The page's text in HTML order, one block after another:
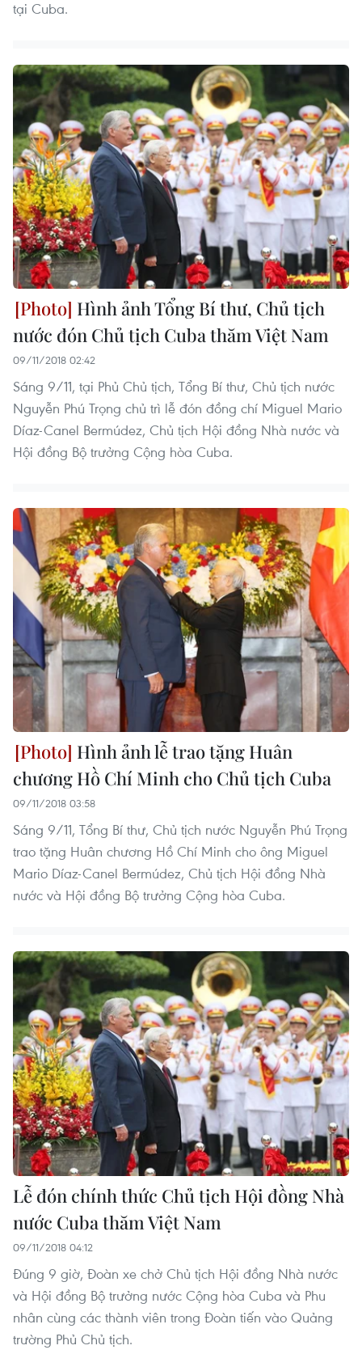
tại Cuba.
Hình ảnh Tổng Bí thư, Chủ tịch
nước đón Chủ tịch Cuba thăm Việt Nam
09/11/2018 02:42
Sáng 9/11, tại Phủ Chủ tịch, Tổng Bí thư, Chủ tịch nước
Nguyễn Phú Trọng chủ trì lễ đón đồng chí Miguel Mario
Díaz-Canel Bermúdez, Chủ tịch Hội đồng Nhà nước và
Hội đồng Bộ trưởng Cộng hòa Cuba.
Hình ảnh lễ trao tặng Huân
chương Hồ Chí Minh cho Chủ tịch Cuba
09/11/2018 03:58
Sáng 9/11, Tổng Bí thư, Chủ tịch nước Nguyễn Phú Trọng
trao tặng Huân chương Hồ Chí Minh cho ông Miguel
Mario Díaz-Canel Bermúdez, Chủ tịch Hội đồng Nhà
nước và Hội đồng Bộ trưởng Cộng hòa Cuba.
Lễ đón chính thức Chủ tịch Hội đồng Nhà
nước Cuba thăm Việt Nam
09/11/2018 04:12
Đúng 9 giờ, Đoàn xe chở Chủ tịch Hội đồng Nhà nước
và Hội đồng Bộ trưởng nước Cộng hòa Cuba và Phu
nhân cùng các thành viên trong Đoàn tiến vào Quảng
trường Phủ Chủ tịch.